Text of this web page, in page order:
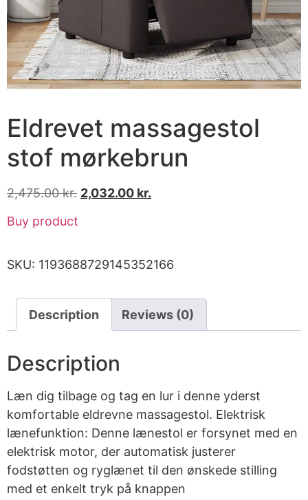
Eldrevet massagestol
stof mørkebrun
2,475.00kr. 2,032.00 kr.
Buy product
SKU: 1193688729145352166
Description Reviews (0)
Description
Læn dig tilbage og tag en lur i denne yderst
komfortable eldrevne massagestol. Elektrisk
lænefunktion: Denne lænestol er forsynet med en
elektrisk motor, der automatisk justerer
fodstøtten og ryglænet til den ønskede stilling
med et enkelt tryk på knappen